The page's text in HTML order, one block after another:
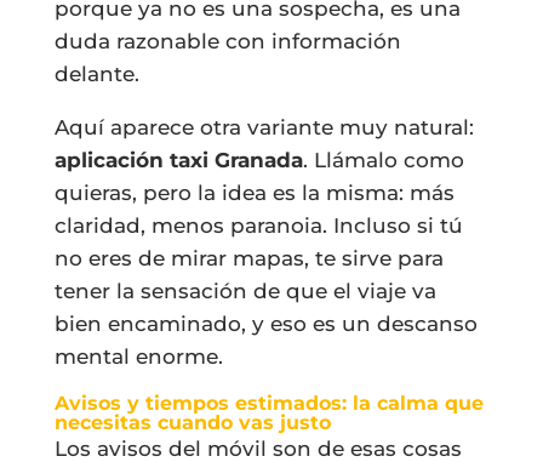
porque ya no es una sospecha, es una
duda razonable con información
delante.
Aquí aparece otra variante muy natural:
aplicación taxi Granada. Llámalo como
quieras, pero la idea es la misma: más
claridad, menos paranoia. Incluso si tú
no eres de mirar mapas, te sirve para
tener la sensación de que el viaje va
bien encaminado, y eso es un descanso
mental enorme.
Avisos y tiempos estimados: la calma que
necesitas cuando vas justo
Los avisos del móvil son de esas cosas